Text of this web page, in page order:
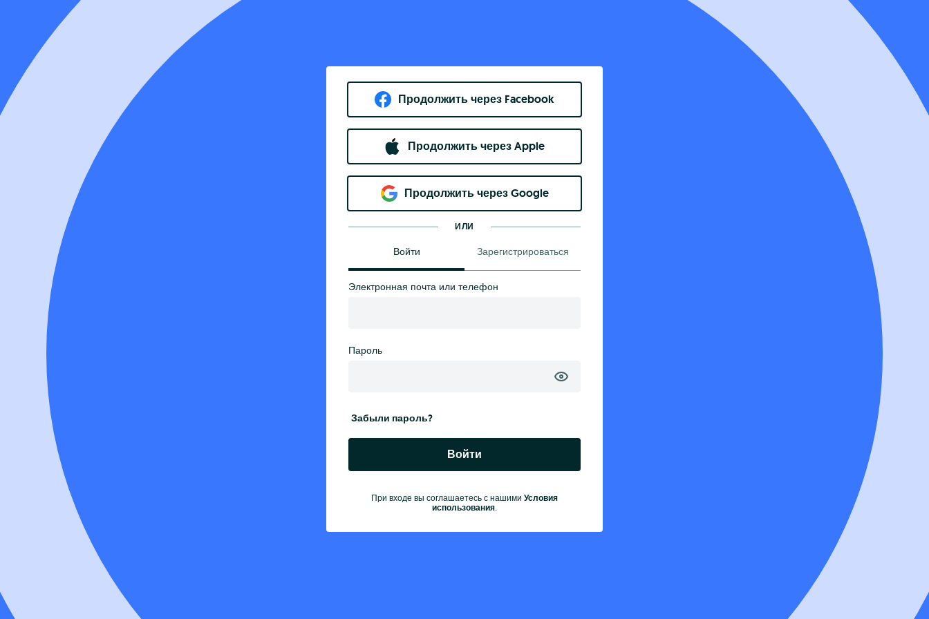
Продолжить через Facebook
Продолжить через Apple
Продолжить через Google
ИЛИ
Войти Зарегистрироваться
Электронная почта или телефон
Пароль
Забыли пароль?
Войти
При входе вы соглашаетесь с нашими Условия
использования.